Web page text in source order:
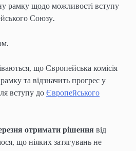
рамку щодо можливості вступу
Союзу.
що Європейська комісія
та відзначить прогрес у
вступу до Європейського
отримати рішення від
що ніяких затягувань не